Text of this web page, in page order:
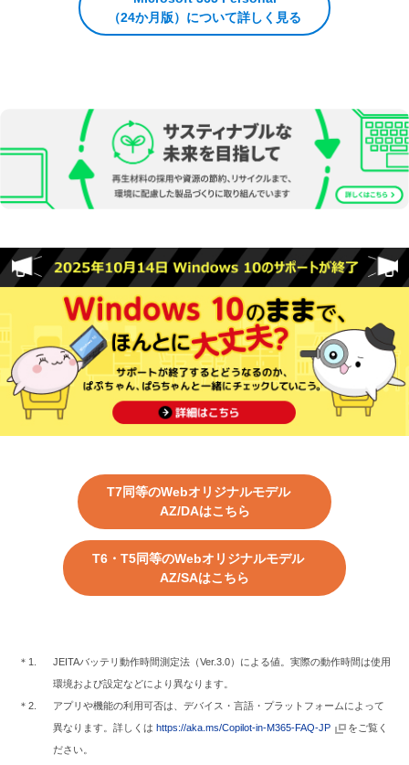
（24か月版）について詳しく見る
T7同等のWebオリジナルモデル
AZ/DAはこちら
T6・T5同等のWebオリジナルモデル
AZ/SAはこちら
＊1.
JEITAバッテリ動作時間測定法（Ver.3.0）による値。実際の動作時間は使用
環境および設定などにより異なります。
＊2.
アプリや機能の利用可否は、デバイス・言語・プラットフォームによって
異なります。詳しくは https://aka.ms/Copilot-in-M365-FAQ-JP
をご覧く
ださい。